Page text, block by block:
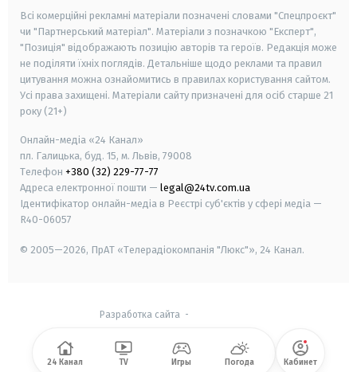
Всі комерційні рекламні матеріали позначені словами "Спецпроєкт"
чи "Партнерський матеріал". Матеріали з позначкою "Експерт",
"Позиція" відображають позицію авторів та героїв. Редакція може
не поділяти їхніх поглядів. Детальніше щодо реклами та правил
цитування можна ознайомитись в правилах користування сайтом.
Усі права захищені. Матеріали сайту призначені для осіб старше 21
року (21+)
Онлайн-медіа «24 Канал»
пл. Галицька, буд. 15, м. Львів, 79008
Телефон +380 (32) 229-77-77
Адреса електронної пошти — legal@24tv.com.ua
Ідентифікатор онлайн-медіа в Реєстрі суб'єктів у сфері медіа —
R40-06057
© 2005—2026, ПрАТ «Телерадіокомпанія "Люкс"», 24 Канал.
Разработка сайта -
24 Канал TV Игры Погода Кабинет